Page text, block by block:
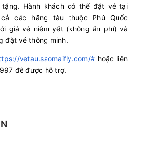
tặng. Hành khách có thể đặt vé tại
các hãng tàu thuộc Phú Quốc
giá vé niêm yết (không ẩn phí) và
đặt vé thông minh.
vetau.saomaifly.com/# hoặc liên
để được hỗ trợ.